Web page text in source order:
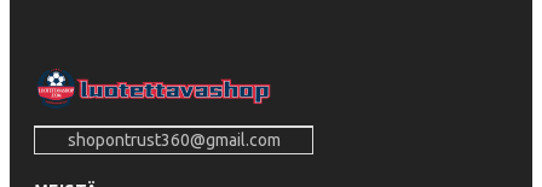
shopontrust360@gmail.com